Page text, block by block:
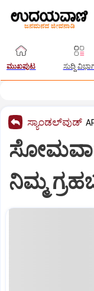
ಮುಖಪುಟ ಸುದ್ದಿ
ಸ್ಯಾಂಡಲ್‌ವುಡ್‌
ನಿಮ್ಮ